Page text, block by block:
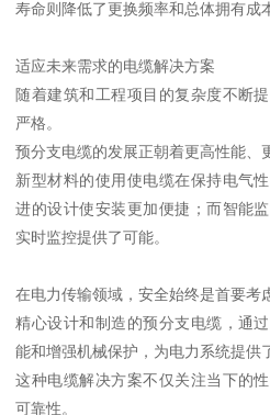
寿命则降低了更换频率和总体拥有成
适应未来需求的电缆解决方案
随着建筑和工程项目的复杂度不断
严格。
预分支电缆的发展正朝着更高性能、
新型材料的使用使电缆在保持电气
进的设计使安装更加便捷；而智能
实时监控提供了可能。
在电力传输领域，安全始终是首要考
精心设计和制造的预分支电缆，通
能和增强机械保护，为电力系统提供
这种电缆解决方案不仅关注当下的
可靠性。